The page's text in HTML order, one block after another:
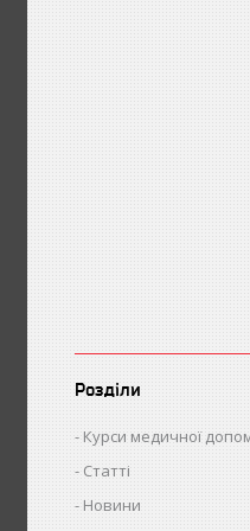
Розділи
Курси медичної
Статті
Новини